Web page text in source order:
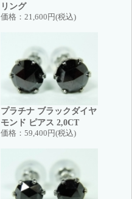
リング
価格： 21,600円(税込)
プラチナ ブラックダイヤ
モンド ピアス 2,0CT
価格： 59,400円(税込)